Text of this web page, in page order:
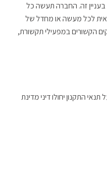
זה. החברה תעשה כל
לכל מעשה או מחדל של
הקשורים במפעילי תקשורת,
התקנון יחולו דיני מדינת